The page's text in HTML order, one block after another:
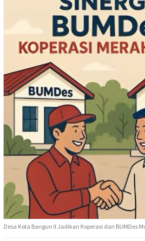
Desa Kota Bangun II Jadikan Koperasi dan BUMDes